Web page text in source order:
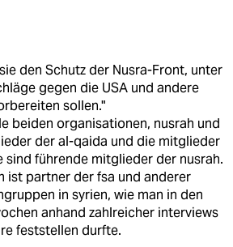
den Schutz der Nusra-Front, unter
gegen die USA und andere
sollen."
beiden organisationen, nusrah und
der al-qaida und die mitglieder
führende mitglieder der nusrah.
ist partner der fsa und anderer
in syrien, wie man in den
anhand zahlreicher interviews
feststellen durfte.